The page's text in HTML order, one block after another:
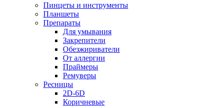
Пинцеты и инструменты
Планшеты
Препараты
Для умывания
Закрепители
Обезжириватели
От аллергии
Праймеры
Ремуверы
Ресницы
2D-6D
Коричневые